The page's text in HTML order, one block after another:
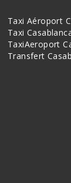
Taxi Aéroport
Taxi
TaxiAeroport
Transfert